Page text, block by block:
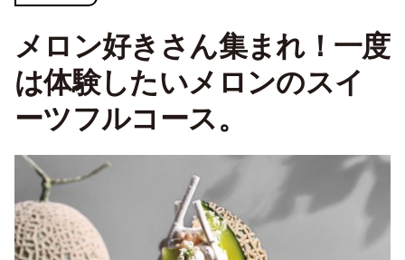
メロン好きさん集まれ！一度
は体験したいメロンのスイ
ーツフルコース。